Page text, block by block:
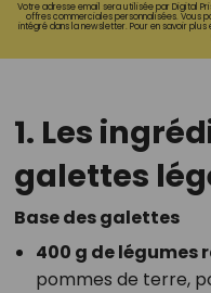
Votre adresse email sera utilisée par Digital
offres commerciales personnalisées. Vous
intégré dans la newsletter. Pour en savoir
1. Les
galettes
Base des galettes
400 g de légumes
pommes de terre,